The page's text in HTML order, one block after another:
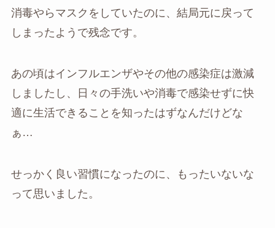
消毒やらマスクをしていたのに、結局元に戻って
しまったようで残念です。
あの頃はインフルエンザやその他の感染症は激減
しましたし、日々の手洗いや消毒で感染せずに快
適に生活できることを知ったはずなんだけどな
ぁ…
せっかく良い習慣になったのに、もったいないな
って思いました。